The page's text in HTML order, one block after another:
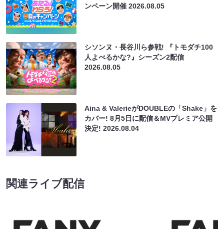
ンペーン開催2026.08.05
シソンヌ・長谷川ら参戦! 『トモダチ100
人よべるかな?』シーズン2配信
2026.08.05
Aina & ValerieがDOUBLEの「Shake」を
カバー! 8月5日に配信＆MVプレミア公開
決定!2026.08.04
関連ライブ配信